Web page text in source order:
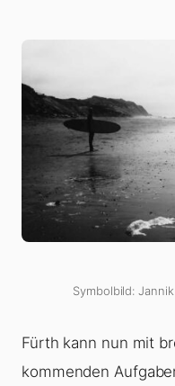
Symbolbild:
Fürth kann nun mit
kommenden